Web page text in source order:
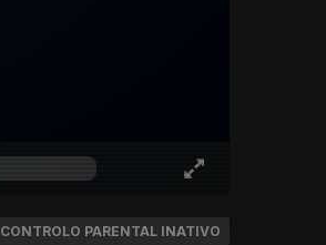
CONTROLO PARENTAL INATIVO